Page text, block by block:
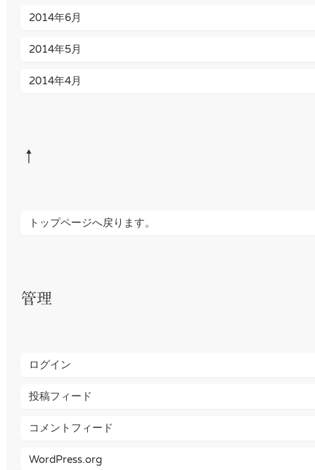
2014年6月
2014年5月
2014年4月
↑
トップページへ戻ります。
管理
ログイン
投稿フィード
コメントフィード
WordPress.org